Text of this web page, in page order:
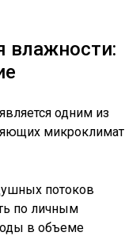
влажности:
одним из
микроклимат
потоков
по личным
в объеме